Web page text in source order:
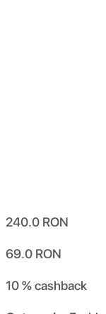
240.0 RON
69.0 RON
10 %cashback